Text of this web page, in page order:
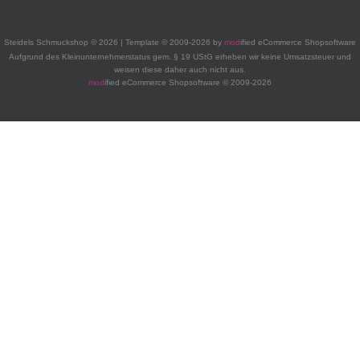
Steidels Schmuckshop © 2026 | Template © 2009-2026 by modified eCommerce Shopsoftware
Aufgrund des Kleinunternehmerstatus gem. § 19 UStG erheben wir keine Umsatzsteuer und
weisen diese daher auch nicht aus.
modified eCommerce Shopsoftware © 2009-2026